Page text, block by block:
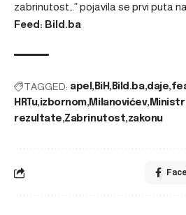
zabrinutost…”pojavila se prvi puta na
Feed: Bild.ba
TAGGED: apel BiH Bild.ba daje
HRTu izbornom Milanovićev
rezultate Zabrinutost zakonu